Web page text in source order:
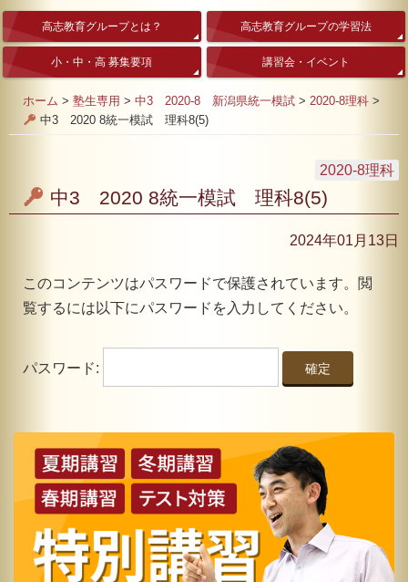
高志教育グループとは？ 高志教育グループの学習法
小・中・高 募集要項 講習会・イベント
ホーム > 塾生専用 > 中3 2020-8 新潟県統一模試 > 2020-8理科 >
中3 2020 8統一模試 理科8(5)
2020-8理科
中3 2020 8統一模試 理科8(5)
2024年01月13日
このコンテンツはパスワードで保護されています。閲
覧するには以下にパスワードを入力してください。
パスワード: